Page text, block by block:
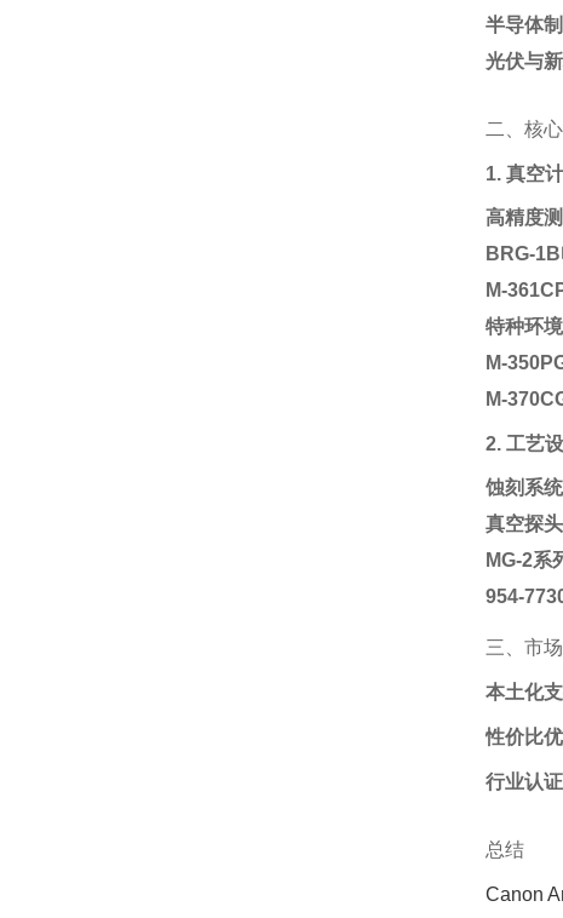
半导体
光伏与
二、核
1. 真空
高精度
BRG-
M-
特种环
M-
M-
2. 工艺
蚀刻系统
真空探
MG-2系
954-
三、市
本土化
性价比
行业认证
总结
Canon